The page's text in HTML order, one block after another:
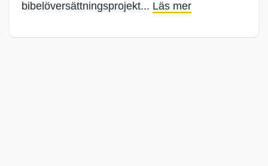
bibelöversättningsprojekt... Läs mer